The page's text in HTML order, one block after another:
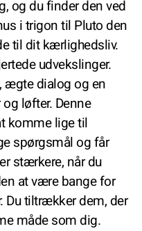
og du finder den ved
i trigon til Pluto den
til dit kærlighedsliv.
udvekslinger.
ægte dialog og en
løfter. Denne
komme lige til
spørgsmål og får
stærkere, når du
at være bange for
Du tiltrækker dem, der
måde som dig.